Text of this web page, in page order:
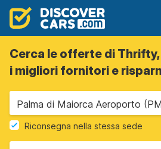
Cerca le offerte di
i migliori fornitori e
Riconsegna nella stessa sede